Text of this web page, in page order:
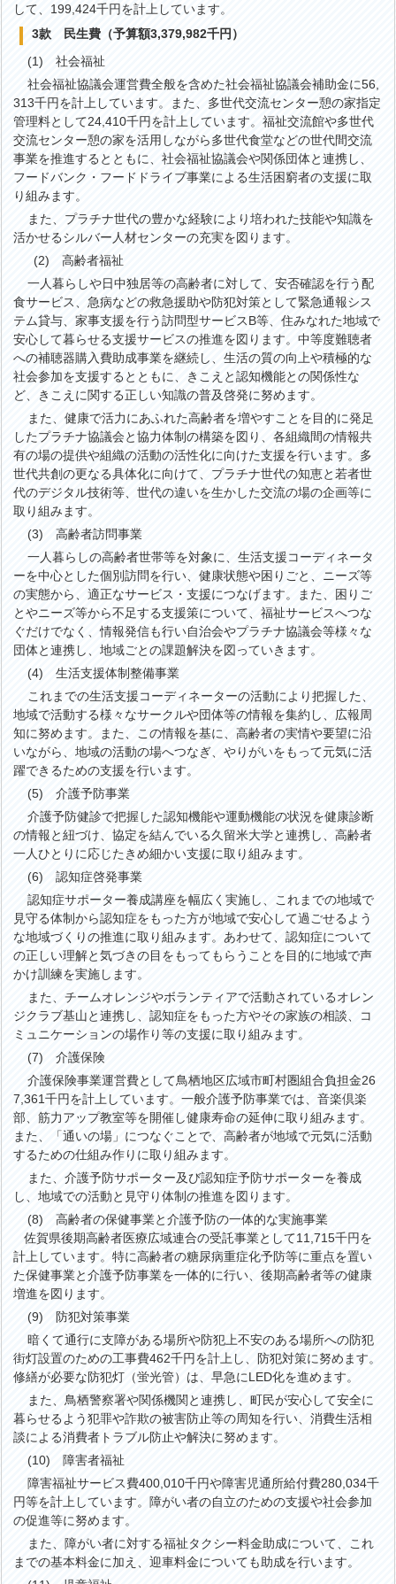
して、199,424千円を計上しています。
3款 民生費（予算額3,379,982千円）
(1) 社会福祉
社会福祉協議会運営費全般を含めた社会福祉協議会補助金に56,
313千円を計上しています。また、多世代交流センター憩の家指定
管理料として24,410千円を計上しています。福祉交流館や多世代
交流センター憩の家を活用しながら多世代食堂などの世代間交流
事業を推進するとともに、社会福祉協議会や関係団体と連携し、
フードバンク・フードドライブ事業による生活困窮者の支援に取
り組みます。
また、プラチナ世代の豊かな経験により培われた技能や知識を
活かせるシルバー人材センターの充実を図ります。
(2) 高齢者福祉
一人暮らしや日中独居等の高齢者に対して、安否確認を行う配
食サービス、急病などの救急援助や防犯対策として緊急通報シス
テム貸与、家事支援を行う訪問型サービスB等、住みなれた地域で
安心して暮らせる支援サービスの推進を図ります。中等度難聴者
への補聴器購入費助成事業を継続し、生活の質の向上や積極的な
社会参加を支援するとともに、きこえと認知機能との関係性な
ど、きこえに関する正しい知識の普及啓発に努めます。
また、健康で活力にあふれた高齢者を増やすことを目的に発足
したプラチナ協議会と協力体制の構築を図り、各組織間の情報共
有の場の提供や組織の活動の活性化に向けた支援を行います。多
世代共創の更なる具体化に向けて、プラチナ世代の知恵と若者世
代のデジタル技術等、世代の違いを生かした交流の場の企画等に
取り組みます。
(3) 高齢者訪問事業
一人暮らしの高齢者世帯等を対象に、生活支援コーディネータ
ーを中心とした個別訪問を行い、健康状態や困りごと、ニーズ等
の実態から、適正なサービス・支援につなげます。また、困りご
とやニーズ等から不足する支援策について、福祉サービスへつな
ぐだけでなく、情報発信も行い自治会やプラチナ協議会等様々な
団体と連携し、地域ごとの課題解決を図っていきます。
(4) 生活支援体制整備事業
これまでの生活支援コーディネーターの活動により把握した、
地域で活動する様々なサークルや団体等の情報を集約し、広報周
知に努めます。また、この情報を基に、高齢者の実情や要望に沿
いながら、地域の活動の場へつなぎ、やりがいをもって元気に活
躍できるための支援を行います。
(5) 介護予防事業
介護予防健診で把握した認知機能や運動機能の状況を健康診断
の情報と紐づけ、協定を結んでいる久留米大学と連携し、高齢者
一人ひとりに応じたきめ細かい支援に取り組みます。
(6) 認知症啓発事業
認知症サポーター養成講座を幅広く実施し、これまでの地域で
見守る体制から認知症をもった方が地域で安心して過ごせるよう
な地域づくりの推進に取り組みます。あわせて、認知症について
の正しい理解と気づきの目をもってもらうことを目的に地域で声
かけ訓練を実施します。
また、チームオレンジやボランティアで活動されているオレン
ジクラブ基山と連携し、認知症をもった方やその家族の相談、コ
ミュニケーションの場作り等の支援に取り組みます。
(7) 介護保険
介護保険事業運営費として鳥栖地区広域市町村圏組合負担金26
7,361千円を計上しています。一般介護予防事業では、音楽倶楽
部、筋力アップ教室等を開催し健康寿命の延伸に取り組みます。
また、「通いの場」につなぐことで、高齢者が地域で元気に活動
するための仕組み作りに取り組みます。
また、介護予防サポーター及び認知症予防サポーターを養成
し、地域での活動と見守り体制の推進を図ります。
(8) 高齢者の保健事業と介護予防の一体的な実施事業
県後期高齢者医療広域連合の受託事業として11,715千円を
計上しています。特に高齢者の糖尿病重症化予防等に重点を置い
た保健事業と介護予防事業を一体的に行い、後期高齢者等の健康
増進を図ります。
(9) 防犯対策事業
暗くて通行に支障がある場所や防犯上不安のある場所への防犯
街灯設置のための工事費462千円を計上し、防犯対策に努めます。
修繕が必要な防犯灯（蛍光管）は、早急にLED化を進めます。
また、鳥栖警察署や関係機関と連携し、町民が安心して安全に
暮らせるよう犯罪や詐欺の被害防止等の周知を行い、消費生活相
談による消費者トラブル防止や解決に努めます。
(10) 障害者福祉
障害福祉サービス費400,010千円や障害児通所給付費280,034千
円等を計上しています。障がい者の自立のための支援や社会参加
の促進等に努めます。
また、障がい者に対する福祉タクシー料金助成について、これ
までの基本料金に加え、迎車料金についても助成を行います。